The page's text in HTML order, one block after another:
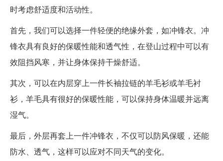
时考虑舒适度和活动性。
首先，我们可以选择一件轻便的绝缘外套，如冲锋衣。冲
锋衣具有良好的保暖性能和透气性，在登山过程中可以有
效阻挡风寒，并让身体保持干燥舒适。
其次，可以在内层穿上一件长袖拉链的羊毛衫或羊毛衬
衫，羊毛具有很好的保暖性能，可以保持身体温暖并远离
湿气。
最后，外层再套上一件冲锋衣，不仅可以防风保暖，还能
防水、透气，这样可以应对不同天气的变化。